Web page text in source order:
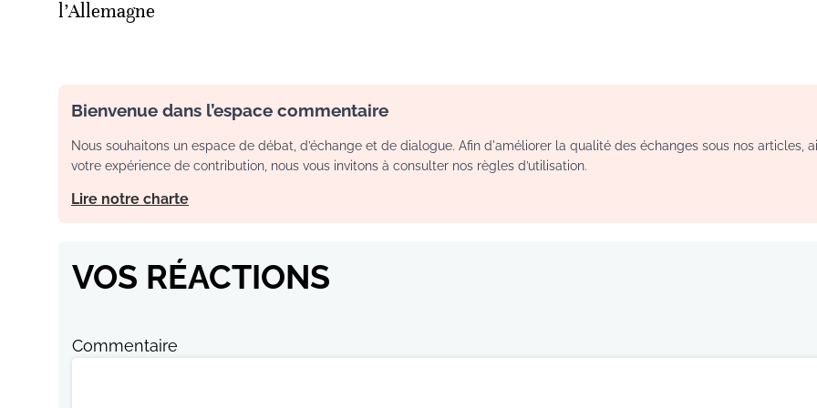
l’Allemagne
Bienvenue dans l’espace commentaire
Nous souhaitons un espace de débat, d’échange et de dialogue. Afin d'améliorer la qualité des échanges sous nos articles,
votre expérience de contribution, nous vous invitons à consulter nos règles d’utilisation.
Lire notre charte
VOS RÉACTIONS
Commentaire